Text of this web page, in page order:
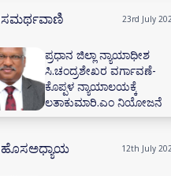
ಮತ್ತು ಮಳಿಗೆಗಳಿಗೆ ಬೀಗ
ಸಮರ್ಥವಾಣಿ 23rd July
ಪ್ರಧಾನ ಜಿಲ್ಲಾ ನ್ಯಾಯಾಧೀಶ
ಸಿ.ಚಂದ್ರಶೇಖರ ವರ್ಗಾವಣೆ-
ಕೊಪ್ಪಳ ನ್ಯಾಯಾಲಯಕ್ಕೆ
ಲತಾಕುಮಾರಿ.ಎಂ ನಿಯೋಜನೆ
ಹೊಸಅಧ್ಯಾಯ 12th July